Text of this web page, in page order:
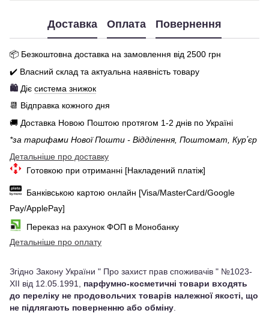
Доставка Оплата Повернення
📦 Безкоштовна доставка на замовлення від 2500 грн
✔️ Власний склад та актуальна наявність товару
🛍️ Діє система знижок
📆 Відправка кожного дня
🚚 Доставка Новою Поштою протягом 1-2 днів по Україні
*за тарифами Нової Пошти - Відділення, Поштомат, Курʼєр
Детальніше про доставку
Готовкою при отриманні [Накладений платіж]
Банківською картою онлайн [Visa/MasterCard/Google
Pay/ApplePay]
Переказ на рахунок ФОП в Монобанку
Детальніше про оплату
Згідно Закону України " Про захист прав споживачів " №1023-
XII від 12.05.1991, парфумно-косметичні товари входять
до переліку не продовольчих товарів належної якості, що
не підлягають поверненню або обміну